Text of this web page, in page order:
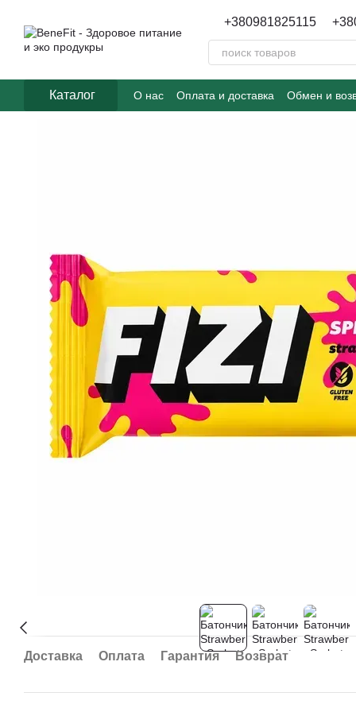
+380981825115
Каталог О нас Оплата и доставка Обмен и
Доставка Оплата Гарантия Возврат